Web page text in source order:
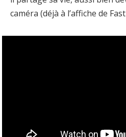
caméra (déjà à l’affiche de